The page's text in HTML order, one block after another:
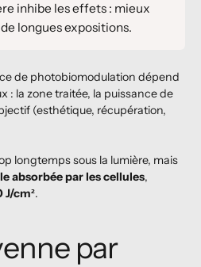
inhibe les effets : mieux
longues expositions.
de photobiomodulation dépend
: la zone traitée, la puissance de
(esthétique, récupération,
longtemps sous la lumière, mais
absorbée par les cellules,
J/cm².
par